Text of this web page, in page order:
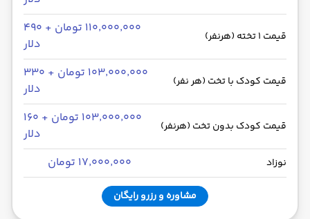
قیمت 1 تخته (هرنفر)
۱۱۰٬۰۰۰٬۰۰۰ تومان + ۴۹۰
دلار
قیمت کودک با تخت (هر نفر)
۱۰۳٬۰۰۰٬۰۰۰ تومان + ۳۳۰
دلار
قیمت کودک بدون تخت (هرنفر)
۱۰۳٬۰۰۰٬۰۰۰ تومان + ۱۶۰
دلار
نوزاد ۱۷٬۰۰۰٬۰۰۰ تومان
مشاوره و رزرو رایگان